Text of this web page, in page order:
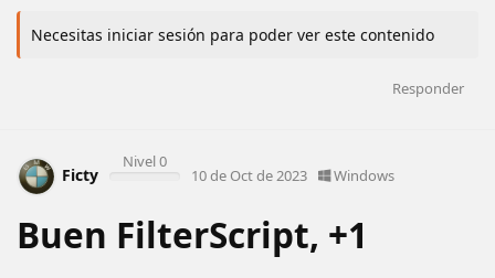
Necesitas iniciar sesión para poder ver este contenido
Responder
Ficty
Nivel 0
10 de Oct de 2023 Windows
Buen FilterScript, +1